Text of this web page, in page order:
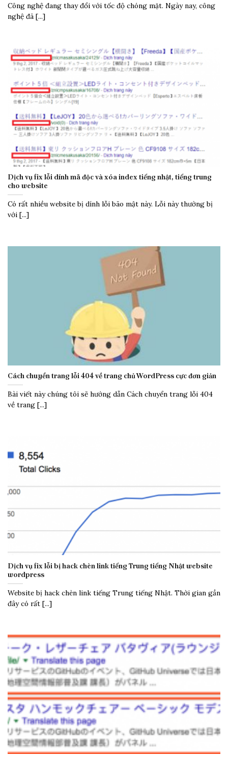
Công nghệ đang thay đổi với tốc độ chóng mặt. Ngày nay, công
nghệ đã [...]
Dịch vụ fix lỗi dính mã độc và xóa index tiếng nhật, tiếng trung
cho website
Có rất nhiều website bị dính lỗi bão mật này. Lỗi này thường bị
với [...]
Cách chuyển trang lỗi 404 về trang chủ WordPress cực đơn giản
Bài viết này chúng tôi sẽ hướng dẫn Cách chuyển trang lỗi 404
về trang [...]
Dịch vụ fix lỗi bị hack chèn link tiếng Trung tiếng Nhật website
wordpress
Website bị hack chèn link tiếng Trung tiếng Nhật. Thời gian gần
đây có rất [...]